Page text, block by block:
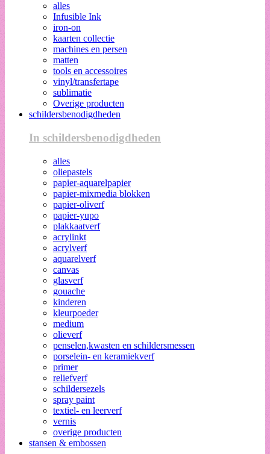
alles
Infusible Ink
iron-on
kaarten collectie
machines en persen
matten
tools en accessoires
vinyl/transfertape
sublimatie
Overige producten
schildersbenodigdheden
In schildersbenodigdheden
alles
oliepastels
papier-aquarelpapier
papier-mixmedia blokken
papier-oliverf
papier-yupo
plakkaatverf
acrylinkt
acrylverf
aquarelverf
canvas
glasverf
gouache
kinderen
kleurpoeder
medium
olieverf
penselen,kwasten en schildersmessen
porselein- en keramiekverf
primer
reliefverf
schildersezels
spray paint
textiel- en leerverf
vernis
overige producten
stansen & embossen